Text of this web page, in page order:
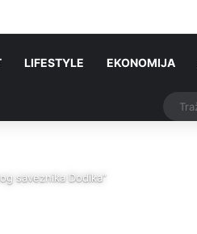
LIFESTYLE EKONOMIJA
saveznika Dodika”